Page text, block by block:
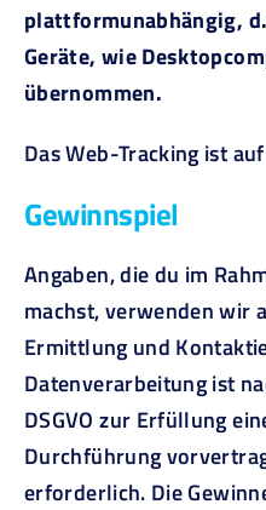
plattformunabhängig,
Geräte, wie
übernommen.
Das Web-Tracking ist
Gewinnspiel
Angaben, die du im
machst, verwenden wir
Ermittlung und
Datenverarbeitung ist
DSGVO zur Erfüllung
Durchführung
erforderlich. Die